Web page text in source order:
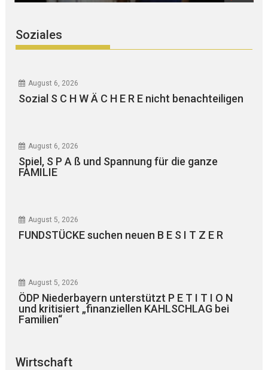
Soziales
August 6, 2026
Sozial S C H W Ä C H E R E nicht benachteiligen
August 6, 2026
Spiel, S P A ß und Spannung für die ganze
FAMILIE
August 5, 2026
FUNDSTÜCKE suchen neuen B E S I T Z E R
August 5, 2026
ÖDP Niederbayern unterstützt P E T I T I O N
und kritisiert „finanziellen KAHLSCHLAG bei
Familien“
Wirtschaft